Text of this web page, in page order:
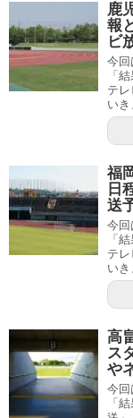
鹿
報
ビ
今回
「
テ
いき
福
日
送
今回
「
テ
いき
高
ス
や
今回
「